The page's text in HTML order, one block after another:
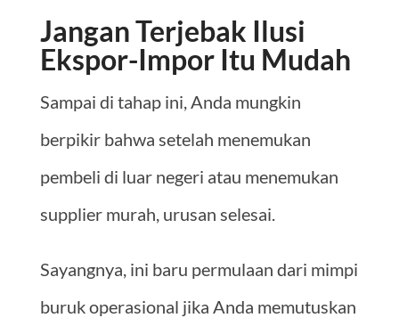
Jangan Terjebak Ilusi
Ekspor-Impor Itu Mudah
Sampai di tahap ini, Anda mungkin
berpikir bahwa setelah menemukan
pembeli di luar negeri atau menemukan
supplier murah, urusan selesai.
Sayangnya, ini baru permulaan dari mimpi
buruk operasional jika Anda memutuskan